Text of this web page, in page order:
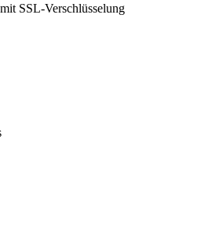
mit SSL-Verschlüsselung